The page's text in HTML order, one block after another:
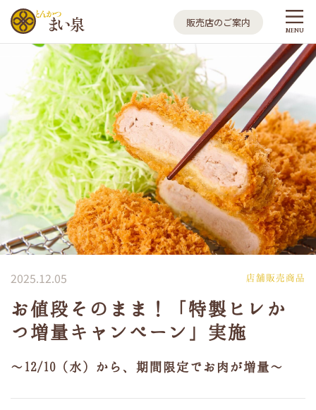
とんかつ まい泉
販売店のご案内
MENU
2025.12.05 店舗販売商品
お値段そのまま！「特製ヒレか
つ増量キャンペーン」実施
～12/10（水）から、期間限定でお肉が増量～